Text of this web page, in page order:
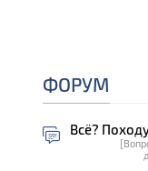
ФОРУМ
Всё?